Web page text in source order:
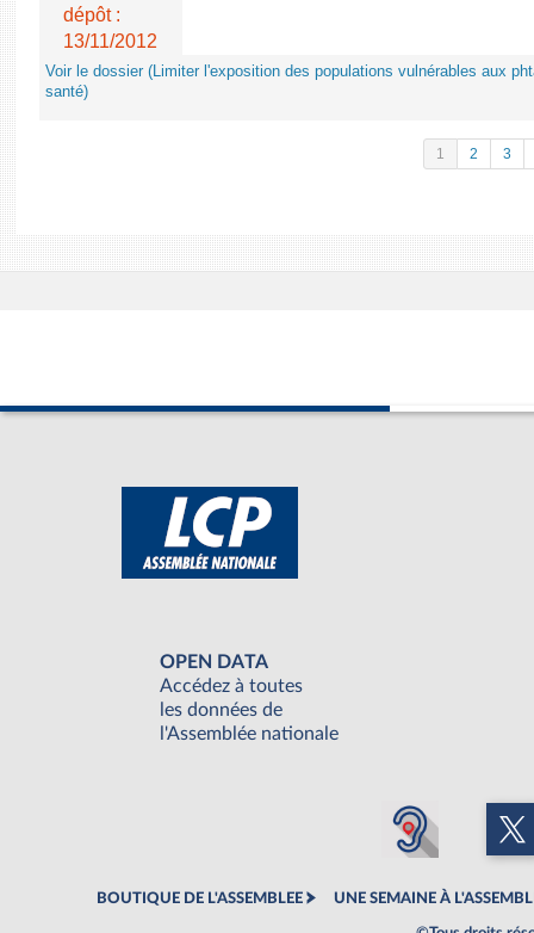
dépôt :
13/11/2012
Voir le dossier (Limiter l'exposition des populations vulnérables aux
santé)
1 2 3
OPEN DATA
Accédez à toutes
les données de
l'Assemblée nationale
BOUTIQUE DE L'ASSEMBLEE UNE SEMAINE À